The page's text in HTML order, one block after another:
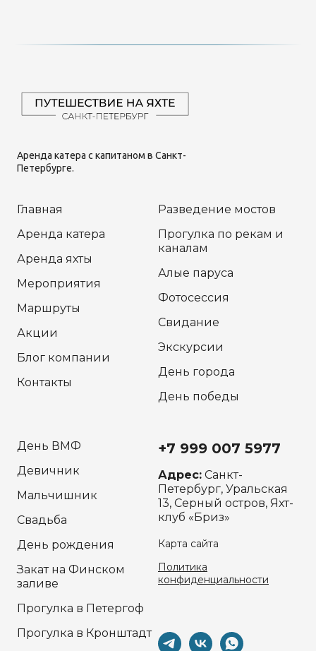
Аренда катера с капитаном в Санкт-
Петербурге.
Главная
Аренда катера
Аренда яхты
Мероприятия
Маршруты
Акции
Блог компании
Контакты
Разведение мостов
Прогулка по рекам и
каналам
Алые паруса
Фотосессия
Свидание
Экскурсии
День города
День победы
День ВМФ
Девичник
Мальчишник
Свадьба
День рождения
Закат на Финском
заливе
Прогулка в Петергоф
Прогулка в Кронштадт
+7 999 007 5977
Адрес: Санкт-
Петербург, Уральская
13, Серный остров, Яхт-
клуб «Бриз»
Карта сайта
Политика
конфиденциальности